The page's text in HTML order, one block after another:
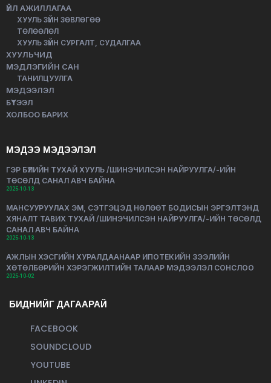
ҮЙЛ АЖИЛЛАГАА
ХУУЛЬ ЗҮЙН ЗӨВЛӨГӨӨ
ТӨЛӨӨЛӨЛ
ХУУЛЬ ЗҮЙН СУРГАЛТ, СУДАЛГАА
ХУУЛЬЧИД
МЭДЛЭГИЙН САН
ТАНИЛЦУУЛГА
МЭДЭЭЛЭЛ
БҮТЭЭЛ
ХОЛБОО БАРИХ
МЭДЭЭ МЭДЭЭЛЭЛ
ГЭР БҮЛИЙН ТУХАЙ ХУУЛЬ /ШИНЭЧИЛСЭН НАЙРУУЛГА/-ИЙН
ТӨСӨЛД САНАЛ АВЧ БАЙНА
2025-10-13
МАНСУУРУУЛАХ ЭМ, СЭТГЭЦЭД НӨЛӨӨТ БОДИСЫН ЭРГЭЛТЭНД
ХЯНАЛТ ТАВИХ ТУХАЙ /ШИНЭЧИЛСЭН НАЙРУУЛГА/-ИЙН ТӨСӨЛД
САНАЛ АВЧ БАЙНА
2025-10-13
АЖЛЫН ХЭСГИЙН ХУРАЛДААНААР ИПОТЕКИЙН ЗЭЭЛИЙН
ХӨТӨЛБӨРИЙН ХЭРЭГЖИЛТИЙН ТАЛААР МЭДЭЭЛЭЛ СОНСЛОО
2025-10-02
БИДНИЙГ ДАГААРАЙ
FACEBOOK
SOUNDCLOUD
YOUTUBE